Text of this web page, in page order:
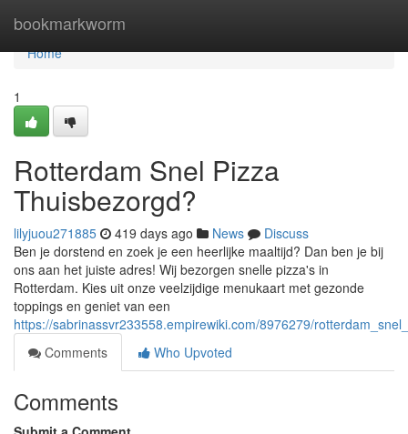
bookmarkworm
Home
Home
1
Rotterdam Snel Pizza
Thuisbezorgd?
lilyjuou271885 419 days ago News
Discuss
Ben je dorstend en zoek je een heerlijke maaltijd? Dan ben je bij
ons aan het juiste adres! Wij bezorgen snelle pizza's in
Rotterdam. Kies uit onze veelzijdige menukaart met gezonde
toppings en geniet van een
https://sabrinassvr233558.empirewiki.com/8976279/
Comments
Who Upvoted
Comments